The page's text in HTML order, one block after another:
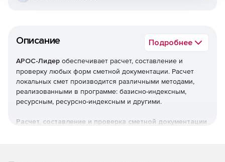
Описание Подробнее
АРОС-Лидер обеспечивает расчет, составление и
проверку любых форм сметной документации. Расчет
локальных смет производится различными методами,
реализованными в программе: базисно-индексным,
ресурсным, ресурсно-индексным и другими.
Расчет, составление и проверка сметной документации